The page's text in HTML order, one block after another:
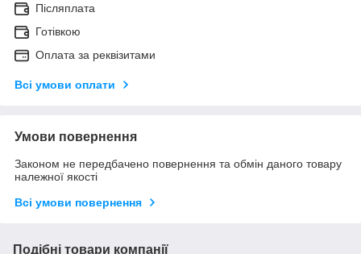
Післяплата
Готівкою
Оплата за реквізитами
Всі умови оплати
Умови повернення
Законом не передбачено повернення та обмін даного товару
належної якості
Всі умови повернення
Подібні товари компанії